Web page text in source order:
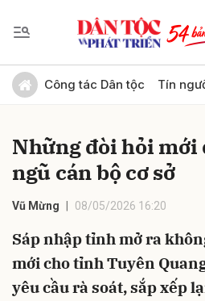
Công tác Dân tộc Tín
Những đòi hỏi mới
ngũ cán bộ cơ sở
Vũ Mừng 08/05/2026 16:20
Sáp nhập tỉnh mở ra
mới cho tỉnh Tuyên
yêu cầu rà soát, sắp xếp
Gửi bình luận